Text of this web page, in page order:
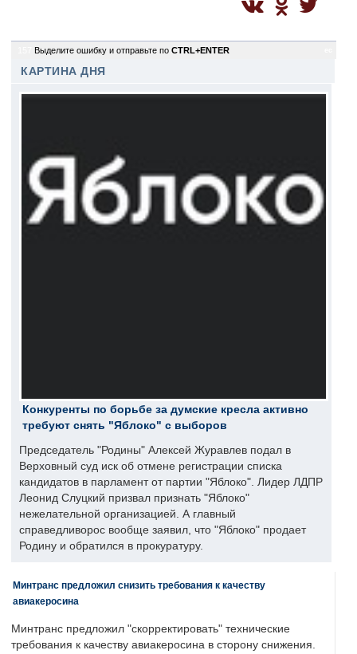
Выделите ошибку и отправьте по CTRL+ENTER
КАРТИНА ДНЯ
Конкуренты по борьбе за думские кресла активно
требуют снять "Яблоко" с выборов
Председатель "Родины" Алексей Журавлев подал в
Верховный суд иск об отмене регистрации списка
кандидатов в парламент от партии "Яблоко". Лидер ЛДПР
Леонид Слуцкий призвал признать "Яблоко"
нежелательной организацией. А главный
справедливорос вообще заявил, что "Яблоко" продает
Родину и обратился в прокуратуру.
Минтранс предложил снизить требования к качеству
авиакеросина
Минтранс предложил "скорректировать" технические
требования к качеству авиакеросина в сторону снижения.